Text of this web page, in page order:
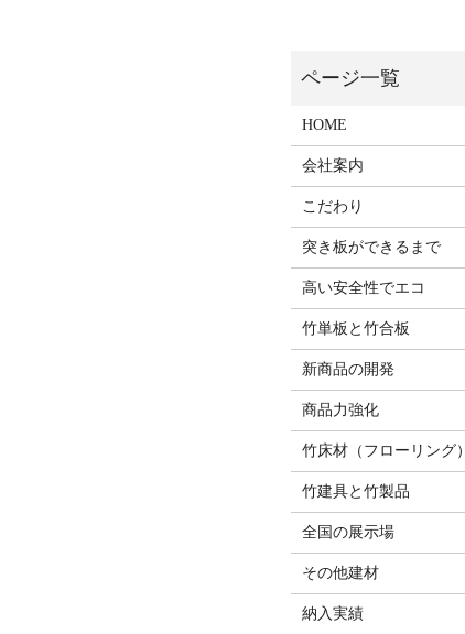
HOME
会社案内
こだわり
突き板ができるまで
高い安全性でエコ
竹単板と竹合板
新商品の開発
商品力強化
竹床材（フローリング）
竹建具と竹製品
全国の展示場
その他建材
納入実績